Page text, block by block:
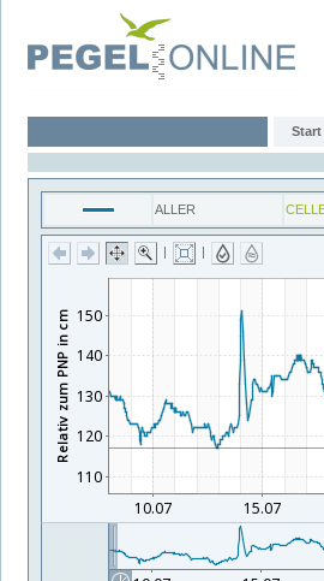
Start
ALLER
| |